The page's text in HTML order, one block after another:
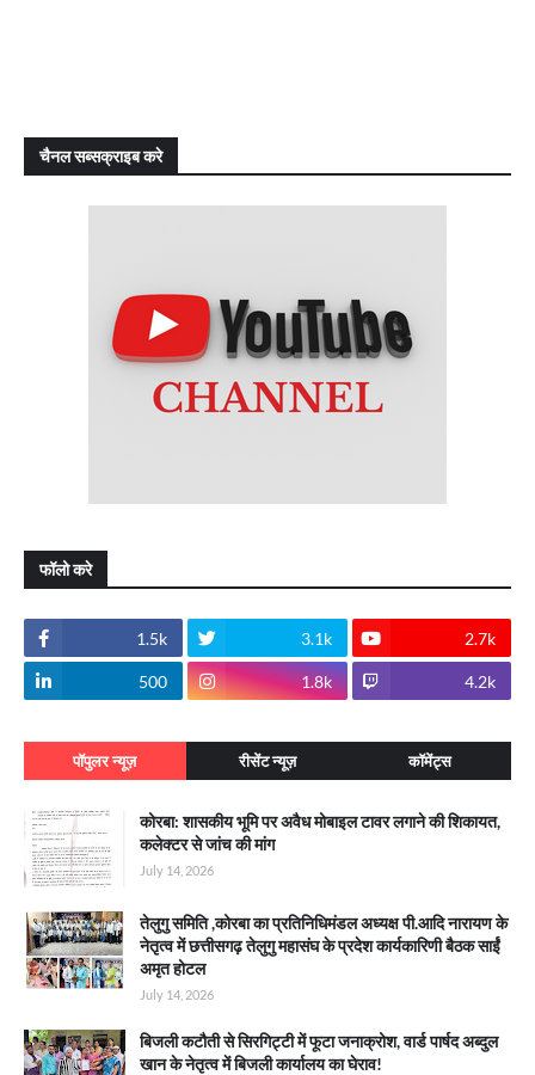
चैनल सब्सक्राइब करे
फॉलो करे
1.5k 3.1k 2.7k
500 1.8k 4.2k
पॉपुलर न्यूज़ रीसेंट न्यूज़ कॉमेंट्स
कोरबा: शासकीय भूमि पर अवैध मोबाइल टावर लगाने की शिकायत,
कलेक्टर से जांच की मांग
July 14, 2026
तेलुगु समिति ,कोरबा का प्रतिनिधिमंडल अध्यक्ष पी.आदि नारायण के
नेतृत्व में छत्तीसगढ़ तेलुगु महासंघ के प्रदेश कार्यकारिणी बैठक साईं
अमृत होटल
July 14, 2026
बिजली कटौती से सिरगिट्टी में फूटा जनाक्रोश, वार्ड पार्षद अब्दुल
खान के नेतृत्व में बिजली कार्यालय का घेराव!